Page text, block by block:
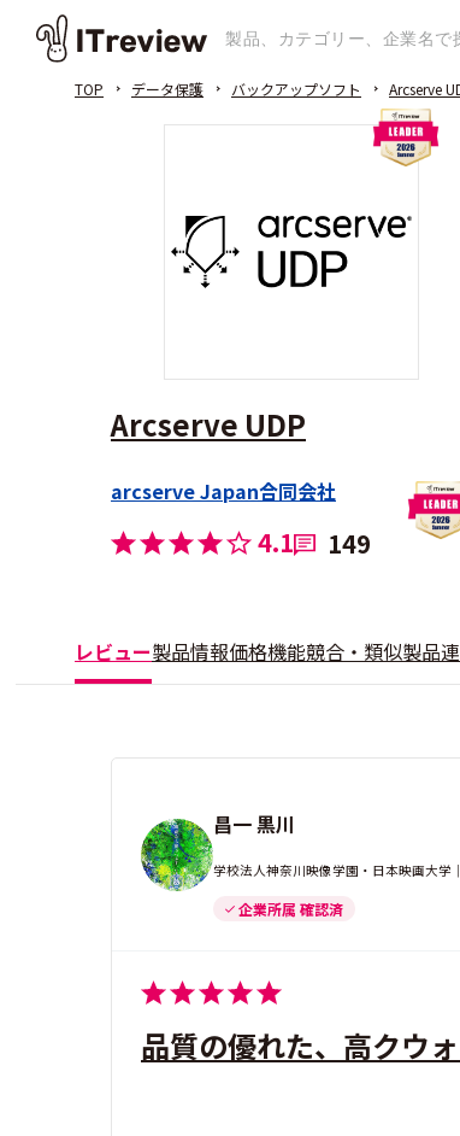
TOP データ保護 バックアップソフト Arcserve
Arcserve UDP
arcserve Japan合同会社
4.1 149
レビュー製品情報価格機能競合・類似製品
昌一 黒川
学校法人神奈川映像学園・日本映画大学
企業所属 確認済
品質の優れた、高クウ